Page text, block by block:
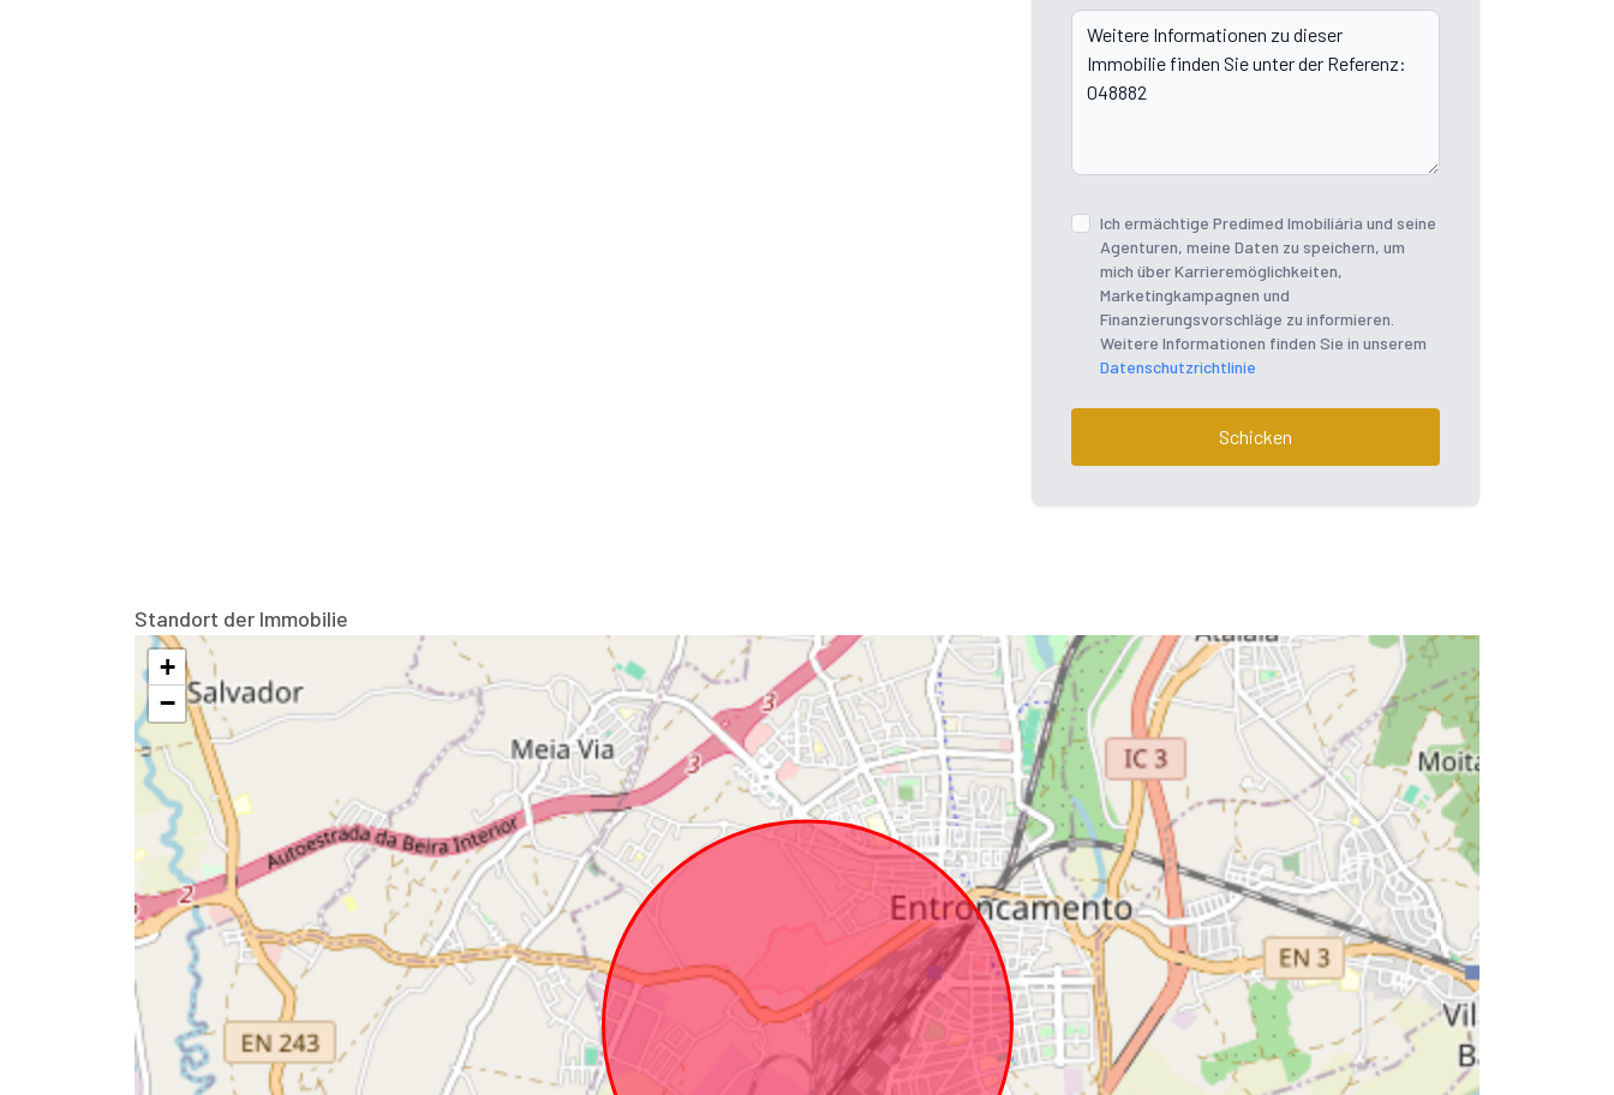
Ich ermächtige Predimed Imobiliária und seine
Agenturen, meine Daten zu speichern, um
mich über Karrieremöglichkeiten,
Marketingkampagnen und
Finanzierungsvorschläge zu informieren.
Weitere Informationen finden Sie in unserem
Datenschutzrichtlinie
Schicken
Standort der Immobilie
+
−